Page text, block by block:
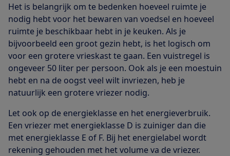
Het is belangrijk om te bedenken hoeveel ruimte je
nodig hebt voor het bewaren van voedsel en hoeveel
ruimte je beschikbaar hebt in je keuken. Als je
bijvoorbeeld een groot gezin hebt, is het logisch om
voor een grotere vrieskast te gaan. Een vuistregel is
ongeveer 50 liter per persoon. Ook als je een moestuin
hebt en na de oogst veel wilt invriezen, heb je
natuurlijk een grotere vriezer nodig.
Let ook op de energieklasse en het energieverbruik.
Een vriezer met energieklasse D is zuiniger dan die
met energieklasse E of F. Bij het energielabel wordt
rekening gehouden met het volume va de vriezer.